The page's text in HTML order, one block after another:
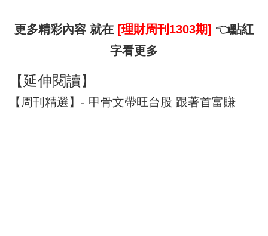
更多精彩內容 就在 [理財周刊1303期] 👈點紅
字看更多
【延伸閱讀】
【周刊精選】- 甲骨文帶旺台股 跟著首富賺